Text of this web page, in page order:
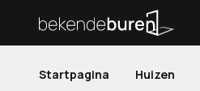
Startpagina Huizen